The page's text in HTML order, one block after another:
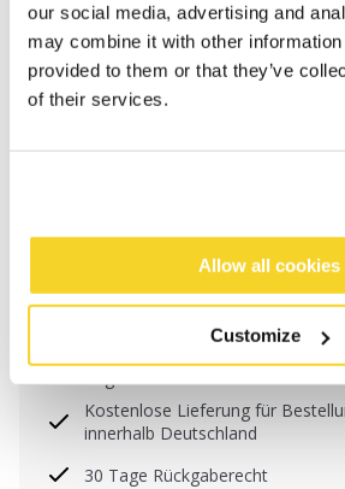
our social media, advertising and
may combine it with other information
provided to them or that they’ve
of their services.
Allow all cookies
Customize
IN DEN
Bestellungen, die vor 12 Uhr
Kostenlose Lieferung für
innerhalb Deutschland
30 Tage Rückgaberecht